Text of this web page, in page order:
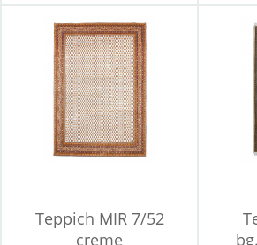
Teppich MIR 7/52
creme